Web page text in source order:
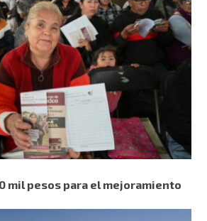
mil pesos para el mejoramiento